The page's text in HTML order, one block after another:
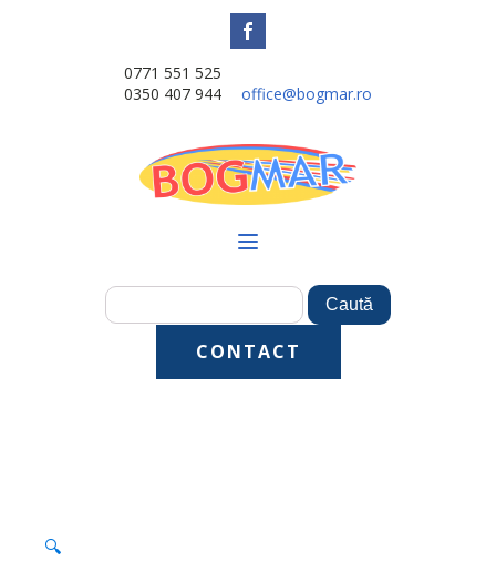
0771 551 525
0350 407 944
office@bogmar.ro
CONTACT
🔍